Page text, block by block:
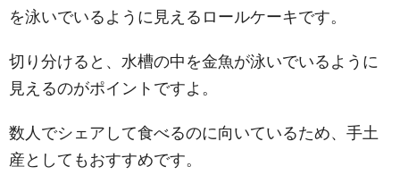
を泳いでいるように見えるロールケーキです。
切り分けると、水槽の中を金魚が泳いでいるように
見えるのがポイントですよ。
数人でシェアして食べるのに向いているため、手土
産としてもおすすめです。